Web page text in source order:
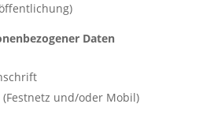
Daten
und/oder Mobil)